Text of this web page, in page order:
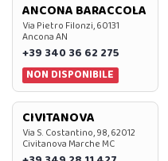
ANCONA BARACCOLA
Via Pietro Filonzi, 60131
Ancona AN
+39 340 36 62 275
NON DISPONIBILE
CIVITANOVA
Via S. Costantino, 98, 62012
Civitanova Marche MC